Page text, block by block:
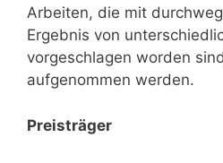
Arbeiten, die mit
Ergebnis von
vorgeschlagen worden
aufgenommen werden.
Preisträger